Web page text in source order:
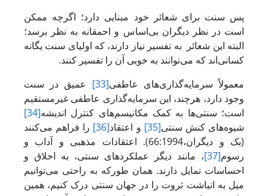
پس سنت برای شعائر خود مبنایی دارد؛ اگرچه ممکن
است در نظر دیگران بی‌اساس و احمقانه به نظر برسد؛
البته این شعائر به تفسیر نیاز دارند، که اولیای سنت یگانه
کسانی‌اند که می‌توانند به خوبی آن را تفسیر کنند.
معمولاً سرمایه‌گذاری‌های عاطفی[33]
عمیق در سنت
وجود دارد، هرچند، این سرمایه‌گذاری عاطفی غیرمستقیم
است؛ سنتی‌ها به کمک مکانیسم‌های کنترل اندیشه[34]
شیوه‌های کنش سنتی[35] و اعتقاد[36]
را فراهم می‌کنند
(بک و دیگران،66:1994). اعتقادات مذهبی و آداب و
رسوم[37]
، مانند دیگر عملکردهای سنتی، به اخلاق و
احساسات تمایل دارند. همان طورکه به راحتی می‌توانیم
میل به انباشت ثروت را در جهان سنتی درک کنیم، همین